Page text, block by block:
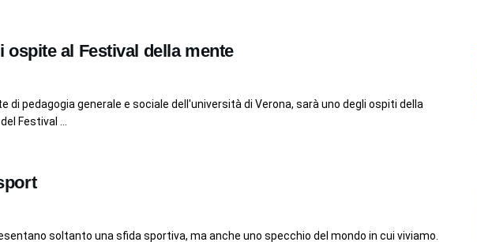
ospite al Festival della mente
di pedagogia generale e sociale dell'università di Verona, sarà uno degli ospiti della
Festival ...
soltanto una sfida sportiva, ma anche uno specchio del mondo in cui viviamo.